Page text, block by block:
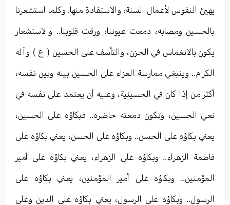
يهيئ النفوس لأعمال السنة، والاستفادة منها. وكلما استشعرنا
بالحسين ومصابه، دمعت عيوننا، ورقت قلوبنا.. والاستشعار
يكون بالانغماس في الحزن، والتأسف على الحسين ( ع ) وآله
الكرام.. وينبغي ممارسة العزاء على الحسين بينه وبين نفسه،
أكثر من إذا كان في الحسينية، وعليه أن يعتمد على نفسه في
نعي الحسين، وتكون دمعته حاضره.. فبكاؤه على الحسين،
يعني بكاؤه على الحسن.. وبكاؤه على الحسن، يعني بكاؤه على
فاطمة الزهراء.. وبكاؤه على الزهراء، يعني بكاؤه على أمير
المؤمنين.. وبكاؤه على أمير المؤمنين، يعني بكاؤه على
الرسول.. وبكاؤه على الرسول، يعني بكاؤه على الدين وعلى